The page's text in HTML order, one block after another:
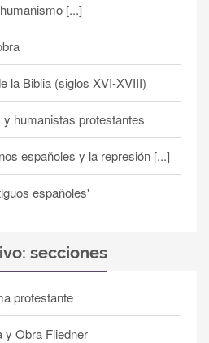
[...]
la Biblia (siglos XVI-XVIII)
humanistas protestantes
españoles y la represión [...]
españoles'
secciones
protestante
y Obra Fliedner